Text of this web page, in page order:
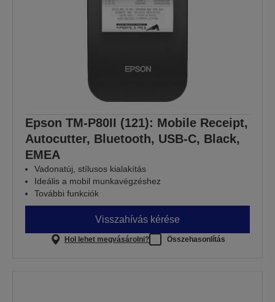
Epson TM-P80II (121): Mobile Receipt,
Autocutter, Bluetooth, USB-C, Black,
EMEA
Vadonatúj, stílusos kialakítás
Ideális a mobil munkavégzéshez
További funkciók
Visszahívás kérése
Hol lehet megvásárolni? Összehasonlítás